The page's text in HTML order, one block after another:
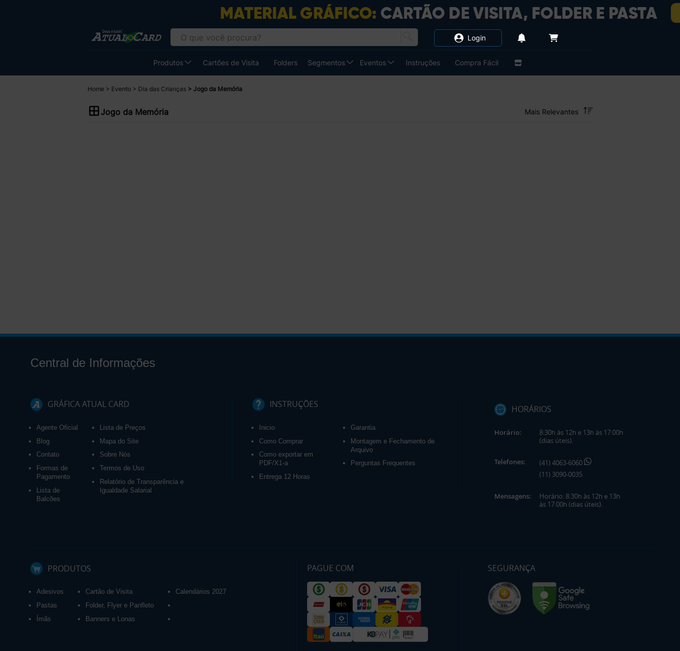
Produtos Cartões de Visita Folders Segmentos Eventos Instruções Compra Fácil
Login
Home Evento Dia das Crianças Jogo da Memória
Jogo da Memória
Central de Informações
GRÁFICA ATUAL CARD
Agente Oficial
Blog
Contato
Formas de
Pagamento
Lista de
Balcões
Lista de Preços
Mapa do Site
Sobre Nós
Termos de Uso
Relatório de Transparência e
Igualdade Salarial
INSTRUÇÕES
Inicio
Como Comprar
Como exportar em
PDF/X1-a
Entrega 12 Horas
Garantia
Montagem e Fechamento de
Arquivo
Perguntas Frequentes
HORÁRIOS
Horário:
8:30h às 12h e 13h às 17:00h
(dias úteis).
Telefones:
(41) 4063-6060
(11) 3090-0035
Mensagens:
Horário: 8:30h às 12h e 13h
às 17:00h (dias úteis).
PRODUTOS
Adesivos
Pastas
Ímãs
Cartão de Visita
Folder, Flyer e Panfleto
Banners e Lonas
Calendários 2027
PAGUE COM SEGURANÇA